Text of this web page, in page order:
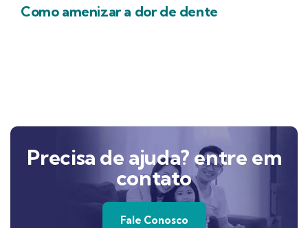
Como amenizar a dor de dente
Precisa de ajuda? entre em
contato
Fale Conosco